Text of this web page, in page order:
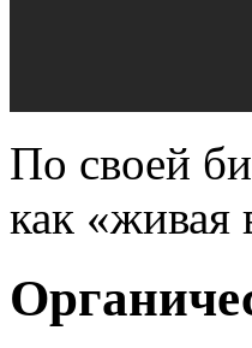
По своей
как «живая